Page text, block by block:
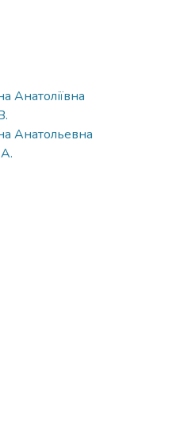
Анатоліївна
Анатольевна